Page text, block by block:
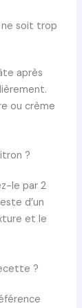
soit trop
après
ou crème
?
le par 2
d’un
et le
?